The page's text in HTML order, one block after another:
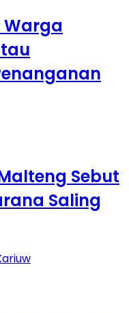
Warga
Sebut
Saling